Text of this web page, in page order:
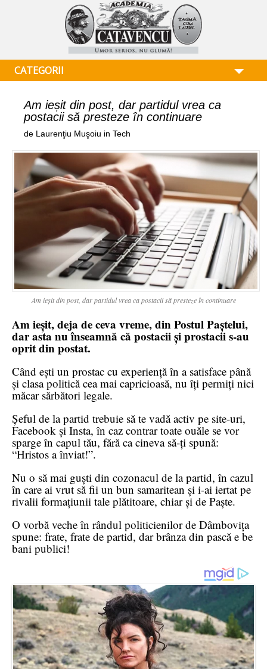
CATEGORII
Am ieșit din post, dar partidul vrea ca
postacii să presteze în continuare
de Laurenţiu Muşoiu in Tech
Am ieșit din post, dar partidul vrea ca postacii să presteze în continuare
Am ieșit, deja de ceva vreme, din Postul Paștelui,
dar asta nu înseamnă că postacii și prostacii s-au
oprit din postat.
Când ești un prostac cu experiență în a satisface până
și clasa politică cea mai capricioasă, nu îți permiți nici
măcar sărbători legale.
Șeful de la partid trebuie să te vadă activ pe site-uri,
Facebook și Insta, în caz contrar toate ouăle se vor
sparge în capul tău, fără ca cineva să-ți spună:
“Hristos a înviat!”.
Nu o să mai guști din cozonacul de la partid, în cazul
în care ai vrut să fii un bun samaritean și i-ai iertat pe
rivalii formațiunii tale plătitoare, chiar și de Paște.
O vorbă veche în rândul politicienilor de Dâmbovița
spune: frate, frate de partid, dar brânza din pască e be
bani publici!